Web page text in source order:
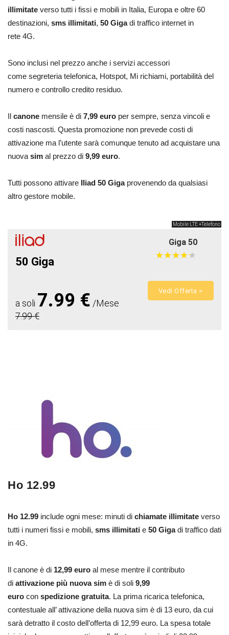
illimitate verso tutti i fissi e mobili in Italia, Europa e oltre 60
destinazioni, sms illimitati, 50 Gigadi traffico internet in
rete 4G.
Sono inclusi nel prezzo anche i servizi accessori
come segreteria telefonica, Hotspot, Mi richiami, portabilità del
numero e controllo credito residuo.
Il canone mensile è di 7,99 euro per sempre, senza vincoli e
costi nascosti. Questa promozione non prevede costi di
attivazione ma l’utente sarà comunque tenuto ad acquistare una
nuova sim al prezzo di 9,99 euro.
Tutti possono attivare Iliad 50 Gigaprovenendo da qualsiasi
altro gestore mobile.
Mobile LTE +Telefono
Giga 50
50 Giga
★★★★★
★★★★★
a soli 7.99 € /Mese
7.99 €
Vedi Offerta >
Ho 12.99
Ho 12.99 include ogni mese: minuti di chiamate illimitate verso
tutti i numeri fissi e mobili, sms illimitati e 50 Gigadi traffico dati
in 4G.
Il canone è di 12,99 euro al mese mentre il contributo
di attivazione più nuova sim è di soli 9,99
euro con spedizione gratuita. La prima ricarica telefonica,
contestuale all’ attivazione della nuova sim è di 13 euro, da cui
sarà detratto il costo dell’offerta di 12,99 euro. La spesa totale